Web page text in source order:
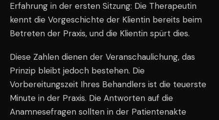
Erfahrung in der ersten Sitzung: Die Therapeutin
kennt die Vorgeschichte der Klientin bereits beim
Betreten der Praxis, und die Klientin spürt dies.
Diese Zahlen dienen der Veranschaulichung, das
Prinzip bleibt jedoch bestehen. Die
Vorbereitungszeit Ihres Behandlers ist die teuerste
Minute in der Praxis. Die Antworten auf die
Anamnesefragen sollten in der Patientenakte